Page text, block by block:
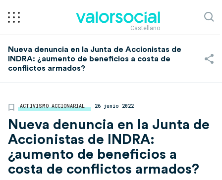
Castellano
Nueva denuncia en la Junta de Accionistas de
INDRA: ¿aumento de beneficios a costa de
conflictos armados?
ACTIVISMO ACCIONARIAL 26 junio 2022
Nueva denuncia en la Junta de
Accionistas de INDRA:
¿aumento de beneficios a
costa de conflictos armados?